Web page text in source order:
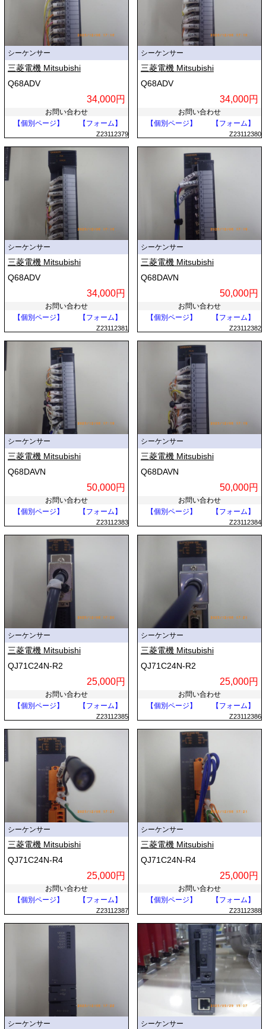
シーケンサー
三菱電機 Mitsubishi
Q68ADV
34,000円
お問い合わせ
【個別ページ】
【フォーム】
Z23112379
シーケンサー
三菱電機 Mitsubishi
Q68ADV
34,000円
お問い合わせ
【個別ページ】
【フォーム】
Z23112380
シーケンサー
三菱電機 Mitsubishi
Q68ADV
34,000円
お問い合わせ
【個別ページ】
【フォーム】
Z23112381
シーケンサー
三菱電機 Mitsubishi
Q68DAVN
50,000円
お問い合わせ
【個別ページ】
【フォーム】
Z23112382
シーケンサー
三菱電機 Mitsubishi
Q68DAVN
50,000円
お問い合わせ
【個別ページ】
【フォーム】
Z23112383
シーケンサー
三菱電機 Mitsubishi
Q68DAVN
50,000円
お問い合わせ
【個別ページ】
【フォーム】
Z23112384
シーケンサー
三菱電機 Mitsubishi
QJ71C24N-R2
25,000円
お問い合わせ
【個別ページ】
【フォーム】
Z23112385
シーケンサー
三菱電機 Mitsubishi
QJ71C24N-R2
25,000円
お問い合わせ
【個別ページ】
【フォーム】
Z23112386
シーケンサー
三菱電機 Mitsubishi
QJ71C24N-R4
25,000円
お問い合わせ
【個別ページ】
【フォーム】
Z23112387
シーケンサー
三菱電機 Mitsubishi
QJ71C24N-R4
25,000円
お問い合わせ
【個別ページ】
【フォーム】
Z23112388
シーケンサー シーケンサー